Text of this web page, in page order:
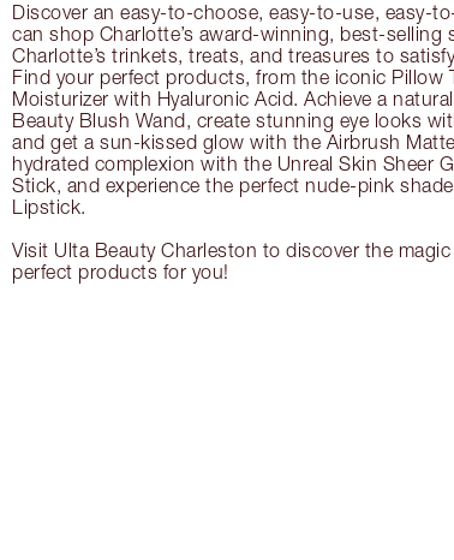
Discover an easy-to-choose, easy-to-use, easy-
can shop Charlotte’s award-winning, best-selling
Charlotte’s trinkets, treats, and treasures to
Find your perfect products, from the iconic Pillow
Moisturizer with Hyaluronic Acid. Achieve a
Beauty Blush Wand, create stunning eye looks
and get a sun-kissed glow with the Airbrush
hydrated complexion with the Unreal Skin Sheer
Stick, and experience the perfect nude-pink
Lipstick.
Visit Ulta Beauty Charleston to discover the
perfect products for you!